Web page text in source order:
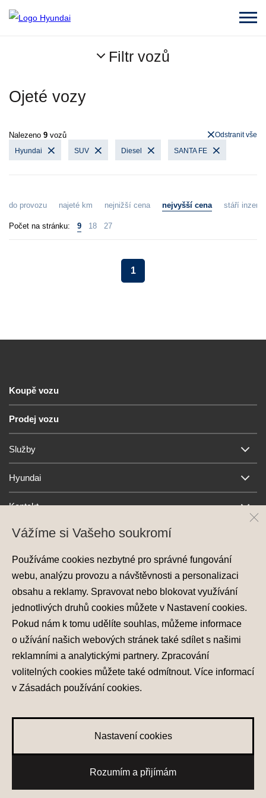
0
Filtr vozů
Ojeté vozy
Nalezeno 9 vozů
Hyundai SUV Diesel SANTA FE
Odstranit vše
do provozu najeté km nejnižší cena nejvyšší cena stáří
Počet na stránku: 9 18 27
1
Koupě vozu
Prodej vozu
Služby
Hyundai
Kontakt
© 2026 Hyundai Motor Czech s.r.o.
Všechna práva vyhrazena
Ochrana osobních údajů
Nastavení cookies
Vážíme si Vašeho soukromí
Používáme cookies nezbytné pro správné fungování
webu, analýzu provozu a návštěvnosti a personalizaci
obsahu a reklamy. Spravovat nebo blokovat využívání
jednotlivých druhů cookies můžete v Nastavení cookies.
Pokud nám k tomu udělíte souhlas, můžeme informace
o užívání našich webových stránek také sdílet s našimi
reklamními a analytickými partnery. Zpracování
volitelných cookies můžete také odmítnout. Více informací
v Zásadách používání cookies.
Nastavení cookies
Rozumím a přijímám